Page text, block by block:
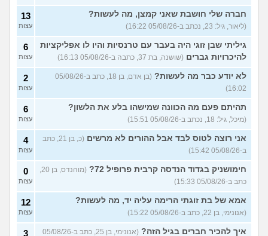
חברה שלי חושבת שאני קמצן, מה לעשות?
(ליאור, גיל: 23, נכתב ב-05/08/26 16:22)
13
עצות
גיליתי שבן זוגי היה בעבר עם טרנסיות והיו לו אפליקציות
להיכרויות גברים (שושנה, בת 37, כתבה ב-05/08/26 16:13)
6
עצות
לא יודע כבר מה לעשות?
(בן אדם, בן 18, כתב ב-05/08/26
16:02)
2
עצות
תהיתם פעם מה הכוונה שמישהו בלע את הלשון?
(מיכל, גיל: 18, נכתב ב-05/08/26 15:51)
6
עצות
אני רוצה לטוס לבד אבל ההורים לא מרשים
(כ, בן 21, כתב
ב-05/08/26 15:42)
4
עצות
חימושניק בגדוד הנדסה קרבית פרופיל 72?
(מוהנדס, בן 20,
כתב ב-05/08/26 15:33)
0
עצות
אמא של בת זוגתי הרימה עליה יד, מה לעשות?
(אנונימי, בן 22, כתב ב-05/08/26 15:22)
12
עצות
איך להכיר חברים בגיל הזה?
(אנונימי, בן 25, כתב ב-05/08/26
3